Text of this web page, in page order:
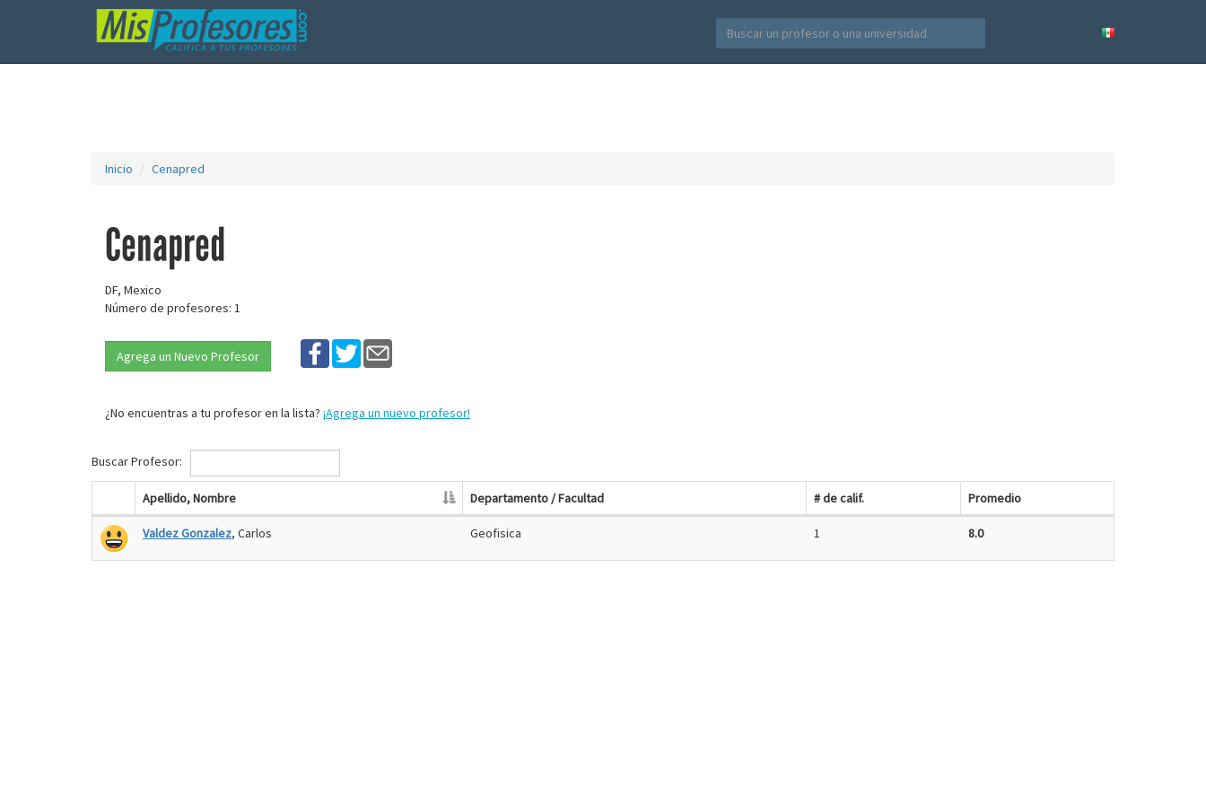
Inicio Cenapred
Cenapred
DF, Mexico
Número de profesores: 1
Agrega un Nuevo Profesor
¿No encuentras a tu profesor en la lista? ¡Agrega un nuevo profesor!
Buscar Profesor:
Apellido, Nombre Departamento / Facultad # de calif. Promedio
Valdez Gonzalez, Carlos Geofisica 1 8.0